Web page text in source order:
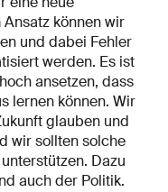
können wir
und dabei Fehler
werden. Es ist
ansetzen, dass
lernen können. Wir
glauben und
wir sollten solche
Dazu
auch der Politik.